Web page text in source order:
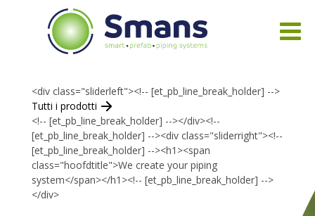
<div class="sliderleft"><!-- [et_pb_line_break_holder] -->
Tutti i prodotti
<!-- [et_pb_line_break_holder] --></div><!--
[et_pb_line_break_holder] --><div class="sliderright"><!--
[et_pb_line_break_holder] --><h1><span
class="hoofdtitle">We create your piping
system</span></h1><!-- [et_pb_line_break_holder] -->
</div>